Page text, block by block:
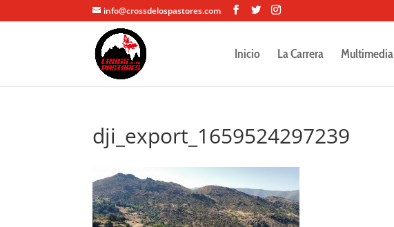
info@crossdelospastores.com
Inicio La Carrera Multimedia
dji_export_1659524297239